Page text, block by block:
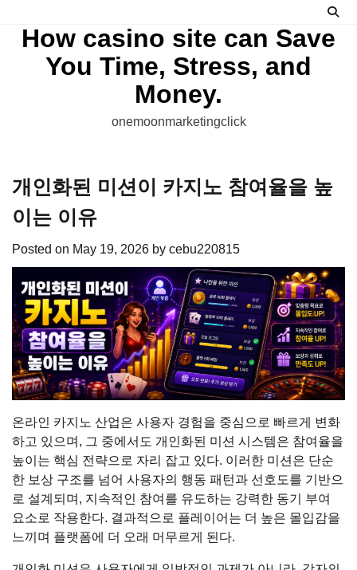
contentHow casino site can Save
You Time, Stress, and
Money.
onemoonmarketingclick
개인화된 미션이 카지노 참여율을 높
이는 이유
Posted on May 19, 2026 by cebu220815
온라인 카지노 산업은 사용자 경험을 중심으로 빠르게 변화
하고 있으며, 그 중에서도 개인화된 미션 시스템은 참여율을
높이는 핵심 전략으로 자리 잡고 있다. 이러한 미션은 단순
한 보상 구조를 넘어 사용자의 행동 패턴과 선호도를 기반으
로 설계되며, 지속적인 참여를 유도하는 강력한 동기 부여
요소로 작용한다. 결과적으로 플레이어는 더 높은 몰입감을
느끼며 플랫폼에 더 오래 머무르게 된다.